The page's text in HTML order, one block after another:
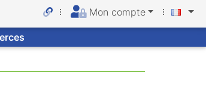
Mon compte